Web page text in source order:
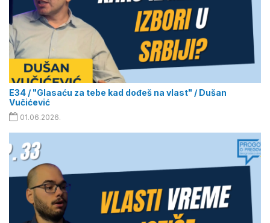
E34 / "Glasaću za tebe kad dođeš na vlast" / Dušan
Vučićević
01.06.2026.